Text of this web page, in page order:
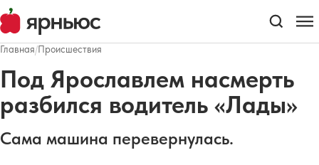
Главная/Происшествия
Под Ярославлем насмерть
разбился водитель «Лады»
Сама машина перевернулась.